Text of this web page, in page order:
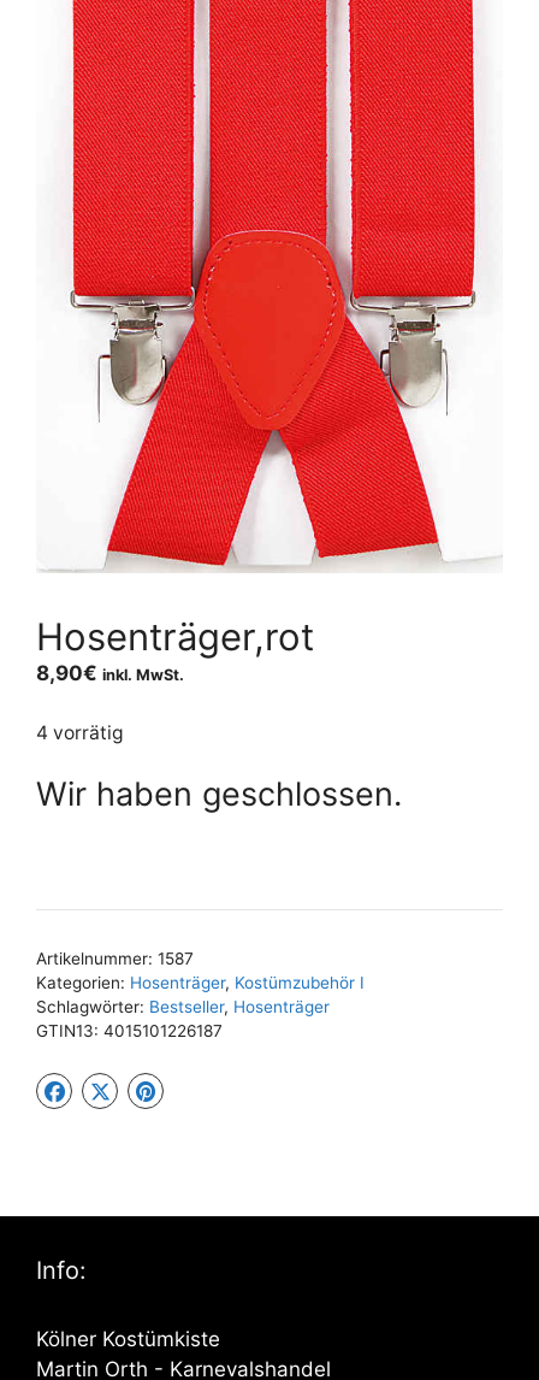
Hosenträger,rot
8,90€ inkl. MwSt.
4 vorrätig
Wir haben geschlossen.
Artikelnummer: 1587
Kategorien: Hosenträger, Kostümzubehör I
Schlagwörter: Bestseller, Hosenträger
GTIN13: 4015101226187
Info:
Kölner Kostümkiste
Martin Orth - Karnevalshandel